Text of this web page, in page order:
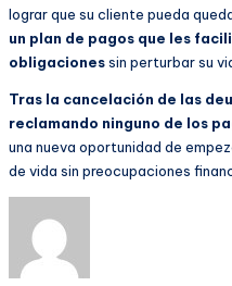
lograr que su cliente pueda
un plan de pagos que les
obligacionessin perturbar su
Tras la cancelación de las
reclamando ninguno de los
una nueva oportunidad de
de vida sin preocupaciones